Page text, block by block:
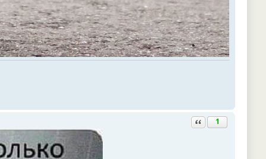
Ответить с цитатой
1